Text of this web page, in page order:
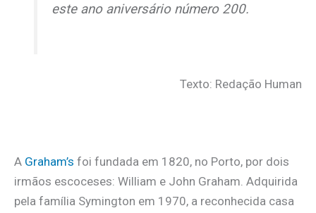
este ano aniversário número 200.
Texto: Redação Human
A Graham’s foi fundada em 1820, no Porto, por dois
irmãos escoceses: William e John Graham. Adquirida
pela família Symington em 1970, a reconhecida casa